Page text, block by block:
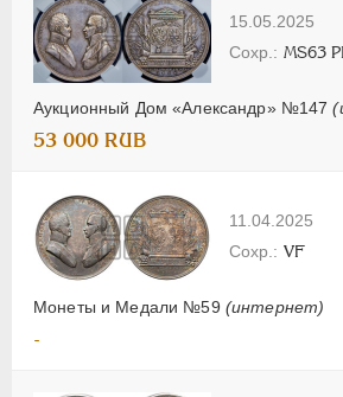
15.05.2025
Аукционный Дом «Александр» №147
MS63 PL
53 000 RUB
11.04.2025
Монеты и Медали №59 (интернет)
VF
-